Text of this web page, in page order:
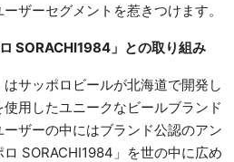
ザーセグメントを惹きつけます。
SORACHI1984」との取り組み
はサッポロビールが北海道で開発し
用したユニークなビールブランド
ザーの中にはブランド公認のアン
SORACHI1984」を世の中に広め